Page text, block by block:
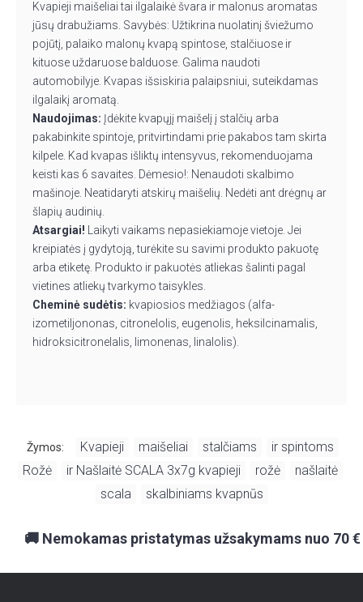
Kvapieji maišeliai tai ilgalaikė švara ir malonus aromatas
jūsų drabužiams. Savybės: Užtikrina nuolatinį šviežumo
pojūtį, palaiko malonų kvapą spintose, stalčiuose ir
kituose uždaruose balduose. Galima naudoti
automobilyje. Kvapas išsiskiria palaipsniui, suteikdamas
ilgalaikį aromatą.
Naudojimas: Įdėkite kvapųjį maišelį į stalčių arba
pakabinkite spintoje, pritvirtindami prie pakabos tam skirta
kilpele. Kad kvapas išliktų intensyvus, rekomenduojama
keisti kas 6 savaites. Dėmesio!: Nenaudoti skalbimo
mašinoje. Neatidaryti atskirų maišelių. Nedėti ant drėgnų ar
šlapių audinių.
Atsargiai!
Laikyti vaikams nepasiekiamoje vietoje. Jei
kreipiatės į gydytoją, turėkite su savimi produkto pakuotę
arba etiketę. Produkto ir pakuotės atliekas šalinti pagal
vietines atliekų tvarkymo taisykles.
Cheminė sudėtis: kvapiosios medžiagos (alfa-
izometiljononas, citronelolis, eugenolis, heksilcinamalis,
hidroksicitronelalis, limonenas, linalolis).
Žymos: Kvapieji maišeliai stalčiams ir spintoms
Rožė ir Našlaitė SCALA 3x7g kvapieji rožė našlaitė
scala skalbiniams kvapnūs
🚚 Nemokamas pristatymas užsakymams nuo 70 €